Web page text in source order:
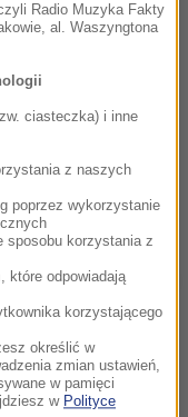
jak Henryków
to jest dobry
- zapewnił.
sposób
Odbudowy, który
nasz kraj
grantów i o 11,5
po
Radio Muzyka Fakty
al. Waszyngtona
ciasteczka) i inne
z naszych
poprzez wykorzystanie
sposobu korzystania z
które odpowiadają
korzystającego
określić w
zmian ustawień,
w pamięci
w Polityce